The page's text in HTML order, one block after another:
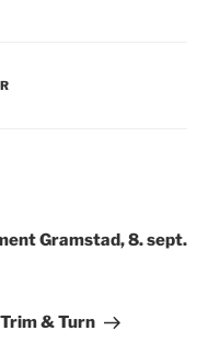
Gramstad, 8. sept.
& Turn